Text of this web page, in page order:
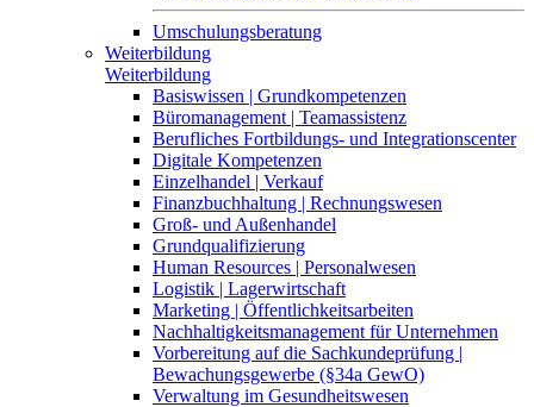
Umschulungsberatung
Weiterbildung
Weiterbildung
Basiswissen | Grundkompetenzen
Büromanagement | Teamassistenz
Berufliches Fortbildungs- und Integrationscenter
Digitale Kompetenzen
Einzelhandel | Verkauf
Finanzbuchhaltung | Rechnungswesen
Groß- und Außenhandel
Grundqualifizierung
Human Resources | Personalwesen
Logistik | Lagerwirtschaft
Marketing | Öffentlichkeitsarbeiten
Nachhaltigkeitsmanagement für Unternehmen
Vorbereitung auf die Sachkundeprüfung |
Bewachungsgewerbe (§34a GewO)
Verwaltung im Gesundheitswesen